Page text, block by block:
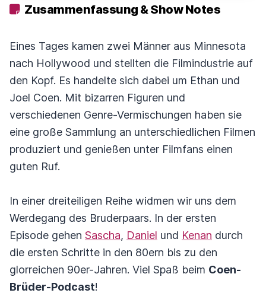
Zusammenfassung & Show Notes
Eines Tages kamen zwei Männer aus Minnesota
nach Hollywood und stellten die Filmindustrie auf
den Kopf. Es handelte sich dabei um Ethan und
Joel Coen. Mit bizarren Figuren und
verschiedenen Genre-Vermischungen haben sie
eine große Sammlung an unterschiedlichen Filmen
produziert und genießen unter Filmfans einen
guten Ruf.
In einer dreiteiligen Reihe widmen wir uns dem
Werdegang des Bruderpaars. In der ersten
Episode gehen Sascha, Daniel und Kenan durch
die ersten Schritte in den 80ern bis zu den
glorreichen 90er-Jahren. Viel Spaß beim Coen-
Brüder-Podcast!